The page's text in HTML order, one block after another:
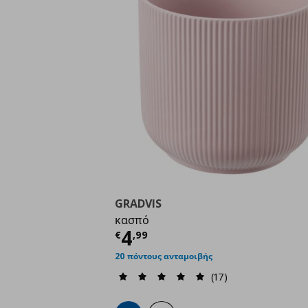
GRADVIS
κασπό
€4,99
Τρέχουσα τιμή
20 πόντους ανταμοιβής
(17)